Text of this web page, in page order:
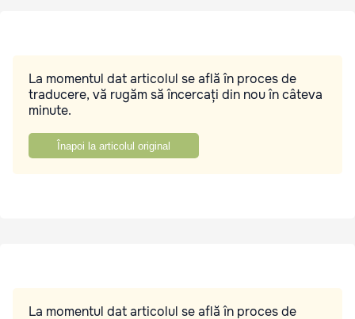
La momentul dat articolul se află în proces de
traducere, vă rugăm să încercați din nou în câteva
minute.
Înapoi la articolul original
La momentul dat articolul se află în proces de